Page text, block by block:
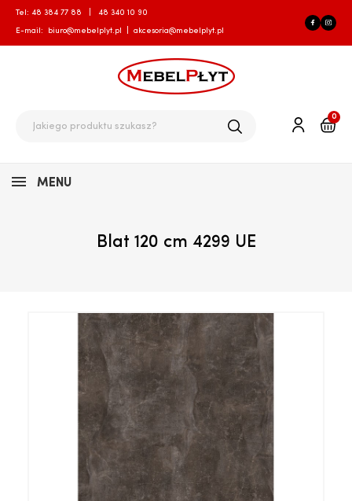
Tel: 48 384 77 88 48 340 10 90
E-mail: biuro@mebelplyt.pl akcesoria@mebelplyt.pl
0
MENU
Blat 120 cm 4299 UE